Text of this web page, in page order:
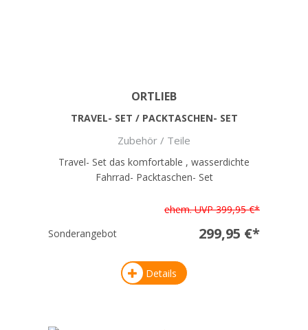
ORTLIEB
TRAVEL- SET / PACKTASCHEN- SET
Zubehör / Teile
Travel- Set das komfortable , wasserdichte
Fahrrad- Packtaschen- Set
ehem. UVP 399,95 €*
Sonderangebot
299,95 €*
Details